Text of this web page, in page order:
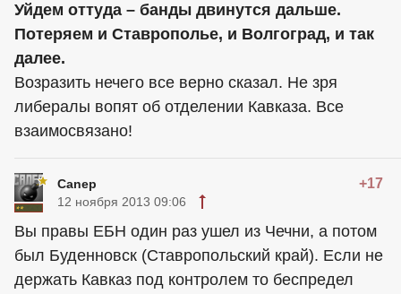
Уйдем оттуда – банды двинутся дальше.
Потеряем и Ставрополье, и Волгоград, и так
далее.
Возразить нечего все верно сказал. Не зря
либералы вопят об отделении Кавказа. Все
взаимосвязано!
Canep +17
12 ноября 2013 09:06
Вы правы ЕБН один раз ушел из Чечни, а потом
был Буденновск (Ставропольский край). Если не
держать Кавказ под контролем то беспредел